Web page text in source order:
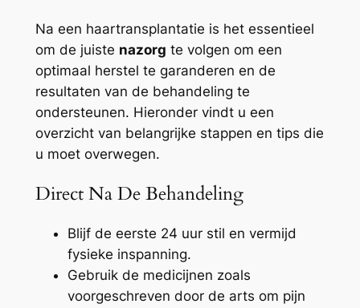
Na een haartransplantatie is het essentieel
om de juiste nazorg te volgen om een
optimaal herstel te garanderen en de
resultaten van de behandeling te
ondersteunen. Hieronder vindt u een
overzicht van belangrijke stappen en tips die
u moet overwegen.
Direct Na De Behandeling
Blijf de eerste 24 uur stil en vermijd
fysieke inspanning.
Gebruik de medicijnen zoals
voorgeschreven door de arts om pijn